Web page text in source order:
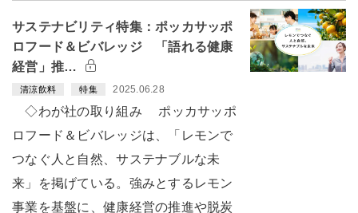
サステナビリティ特集：ポッカサッポ
ロフード＆ビバレッジ 「語れる健康
経営」推…
清涼飲料 特集 2025.06.28
◇わが社の取り組み ポッカサッポ
ロフード＆ビバレッジは、「レモンで
つなぐ人と自然、サステナブルな未
来」を掲げている。強みとするレモン
事業を基盤に、健康経営の推進や脱炭